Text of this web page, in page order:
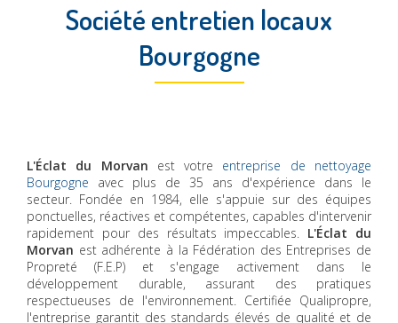
Société entretien locaux
Bourgogne
L'Éclat du Morvan est votre entreprise de nettoyage
Bourgogne avec plus de 35 ans d'expérience dans le
secteur. Fondée en 1984, elle s'appuie sur des équipes
ponctuelles, réactives et compétentes, capables d'intervenir
rapidement pour des résultats impeccables. L'Éclat du
Morvan est adhérente à la Fédération des Entreprises de
Propreté (F.E.P) et s'engage activement dans le
développement durable, assurant des pratiques
respectueuses de l'environnement. Certifiée Qualipropre,
l'entreprise garantit des standards élevés de qualité et de